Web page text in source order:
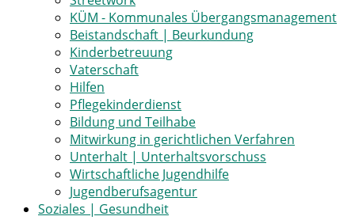
KÜM - Kommunales Übergangsmanagement
Beistandschaft | Beurkundung
Kinderbetreuung
Vaterschaft
Hilfen
Pflegekinderdienst
Bildung und Teilhabe
Mitwirkung in gerichtlichen Verfahren
Unterhalt | Unterhaltsvorschuss
Wirtschaftliche Jugendhilfe
Jugendberufsagentur
Soziales | Gesundheit